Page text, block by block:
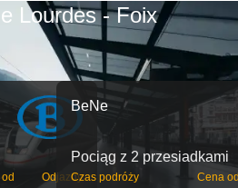
Lourdes - Foix
Odjazdy
BeNe
Pociąg z 2 przesiadkami
Czas podróży Cena